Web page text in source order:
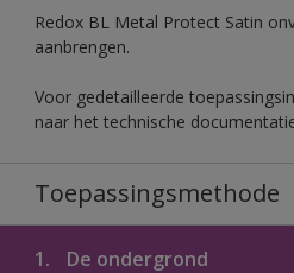
Redox BL Metal Protect Satin
aanbrengen.
Voor gedetailleerde
naar het technische
Toepassingsmethode
1. De ondergrond